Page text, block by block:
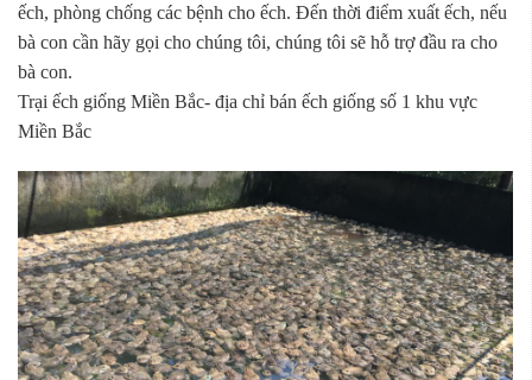
ếch, phòng chống các bệnh cho ếch. Đến thời điểm xuất ếch, nếu
bà con cần hãy gọi cho chúng tôi, chúng tôi sẽ hỗ trợ đầu ra cho
bà con.
Trại ếch giống Miền Bắc- địa chỉ bán ếch giống số 1 khu vực
Miền Bắc